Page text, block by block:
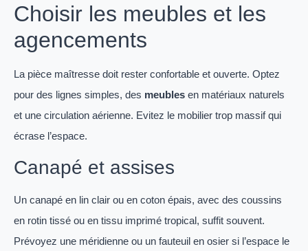
Choisir les meubles et les
agencements
La pièce maîtresse doit rester confortable et ouverte. Optez
pour des lignes simples, des meubles en matériaux naturels
et une circulation aérienne. Evitez le mobilier trop massif qui
écrase l’espace.
Canapé et assises
Un canapé en lin clair ou en coton épais, avec des coussins
en rotin tissé ou en tissu imprimé tropical, suffit souvent.
Prévoyez une méridienne ou un fauteuil en osier si l’espace le